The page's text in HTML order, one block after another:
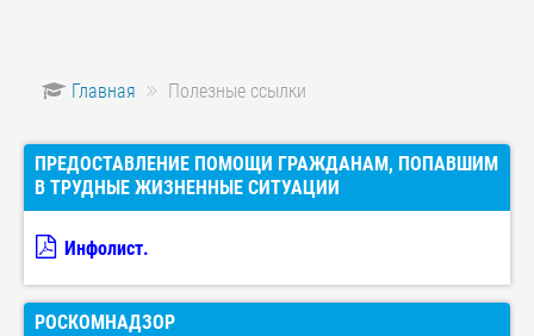
Главная Полезные ссылки
ПРЕДОСТАВЛЕНИЕ ПОМОЩИ ГРАЖДАНАМ, ПОПАВШИМ
В ТРУДНЫЕ ЖИЗНЕННЫЕ СИТУАЦИИ
Инфолист.
РОСКОМНАДЗОР